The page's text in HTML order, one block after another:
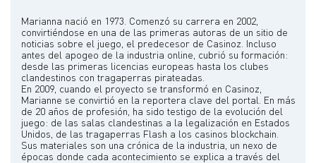
Marianna nació en 1973. Comenzó su carrera en 2002,
convirtiéndose en una de las primeras autoras de un sitio de
noticias sobre el juego, el predecesor de Casinoz. Incluso
antes del apogeo de la industria online, cubrió su formación:
desde las primeras licencias europeas hasta los clubes
clandestinos con tragaperras pirateadas.
En 2009, cuando el proyecto se transformó en Casinoz,
Marianne se convirtió en la reportera clave del portal. En más
de 20 años de profesión, ha sido testigo de la evolución del
juego: de las salas clandestinas a la legalización en Estados
Unidos, de las tragaperras Flash a los casinos blockchain.
Sus materiales son una crónica de la industria, un nexo de
épocas donde cada acontecimiento se explica a través del